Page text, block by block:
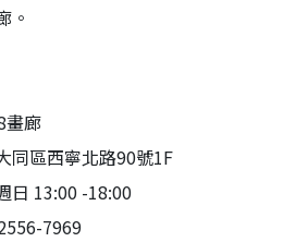
。
畫廊
同區西寧北路90號1F
日 13:00 -18:00
7969